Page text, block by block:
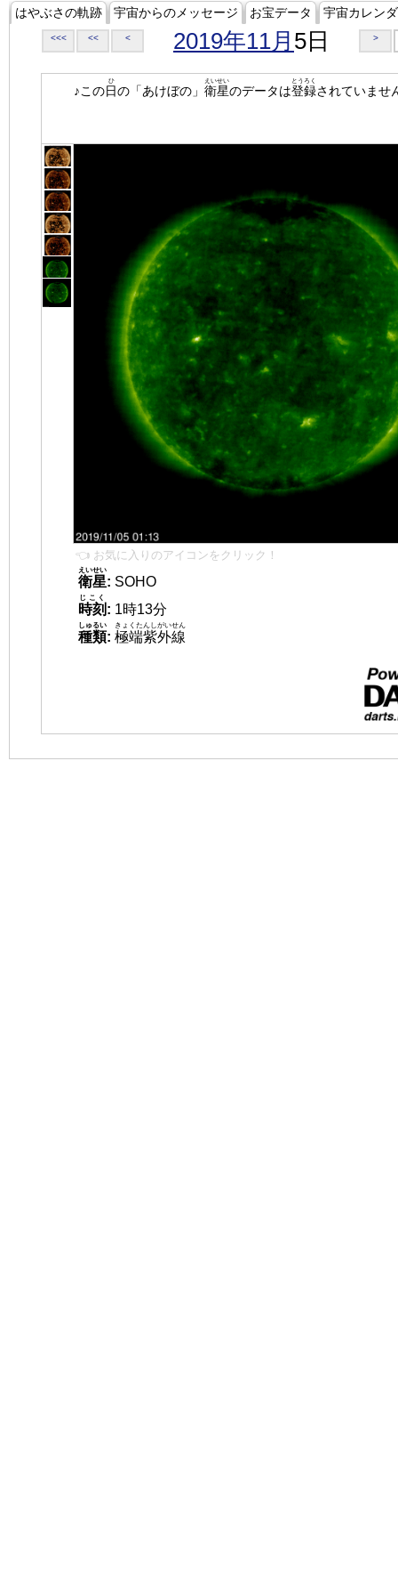
はやぶさの軌跡 宇宙からのメッセージ お宝データ 宇宙カレン
<<< << < 2019年11月 5日 >
♪この日
ひ
の「あけぼの」 衛星
えいせい
のデータは登録
とうろく
されていませ
👈 お気に入りのアイコンをクリック！
衛星
えいせい
: SOHO
時刻
じこく
: 1時13分
種類
しゅるい
: 極端紫外線
きょくたんしがいせん